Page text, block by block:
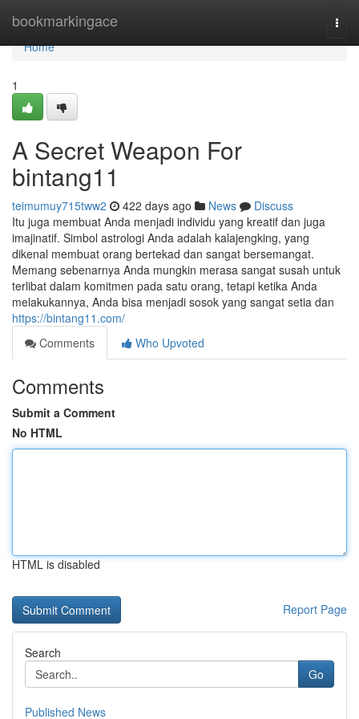
bookmarkingace
Home
Home
1
A Secret Weapon For
bintang11
teimumuy715tww2 422 days ago News
Discuss
Itu juga membuat Anda menjadi individu yang kreatif dan juga
imajinatif. Simbol astrologi Anda adalah kalajengking, yang
dikenal membuat orang bertekad dan sangat bersemangat.
Memang sebenarnya Anda mungkin merasa sangat susah untuk
terlibat dalam komitmen pada satu orang, tetapi ketika Anda
melakukannya, Anda bisa menjadi sosok yang sangat setia dan
https://bintang11.com/
Comments
Who Upvoted
Comments
Submit a Comment
No HTML
HTML is disabled
Report Page
Search
Go
Published News